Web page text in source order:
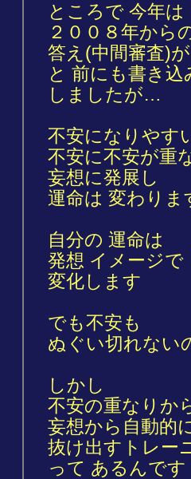
ところで 今年は
２００８年から
答え(中間審査)
と 前にも書き込
しましたが…
不安になりやす
不安に不安が重
妄想に発展し
運命は 変わりま
自分の 運命は
発想 イメージで
変化します
でも不安も
ぬぐい切れない
しかし
不安の重なりか
妄想から自動的
抜け出すトレー
って あるんです